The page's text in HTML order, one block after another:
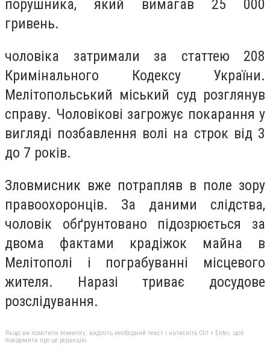
порушника, який вимагав 25 000
гривень.
чоловіка затримали за статтею 208
Кримінального Кодексу України.
Мелітопольський міський суд розглянув
справу. Чоловікові загрожує покарання у
вигляді позбавлення волі на строк від 3
до 7 років.
Зловмисник вже потрапляв в поле зору
правоохоронців. За даними слідства,
чоловік обґрунтовано підозрюється за
двома фактами крадіжок майна в
Мелітополі і пограбуванні місцевого
жителя. Наразі триває досудове
розслідування.
Якщо ви помітили помилку, виділіть необхідний текст і натисніть Ctrl + Enter, щоб
повідомити про це редакцію